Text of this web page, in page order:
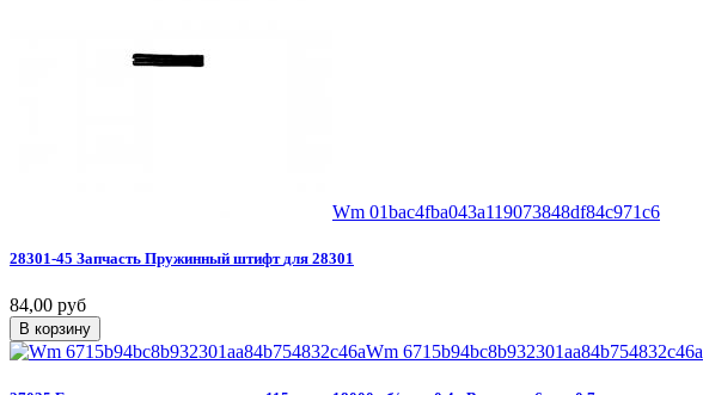
Wm 01bac4fba043a119073848df84c971c6
28301-45 Запчасть Пружинный штифт для 28301
84,00 руб
В корзину
Wm 6715b94bc8b932301aa84b754832c46a